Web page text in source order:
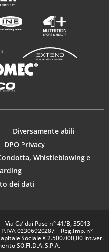
Diversamente abili
DPO Privacy
Whistleblowing e
dei dati
Ca’ dai Pase n° 41/B, 35013
02306920287 – Reg.Imp. n°
Sociale € 2.500.000,00 int.ver.
SO.FI.D.A. S.P.A.